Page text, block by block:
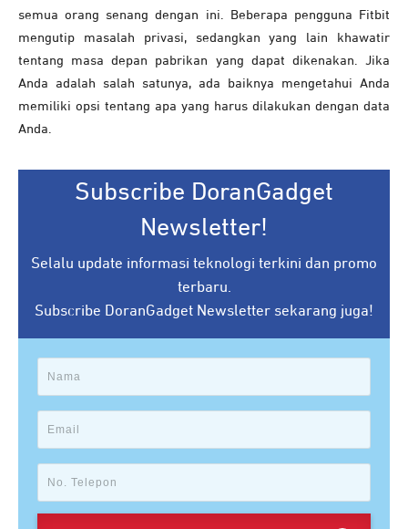
semua orang senang dengan ini. Beberapa pengguna Fitbit
mengutip masalah privasi, sedangkan yang lain khawatir
tentang masa depan pabrikan yang dapat dikenakan. Jika
Anda adalah salah satunya, ada baiknya mengetahui Anda
memiliki opsi tentang apa yang harus dilakukan dengan data
Anda.
Subscribe DoranGadget
Newsletter!
Selalu update informasi teknologi terkini dan promo
terbaru.
Subscribe DoranGadget Newsletter sekarang juga!